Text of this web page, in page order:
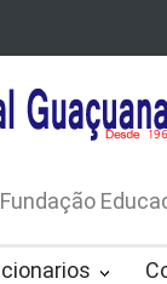
Nº 53/2026-